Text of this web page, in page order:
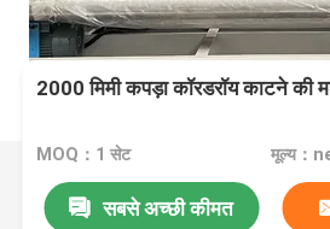
2000 मिमी कपड़ा कॉरडरॉय काटने की
MOQ：1 सेट मूल्य：
सबसे अच्छी कीमत